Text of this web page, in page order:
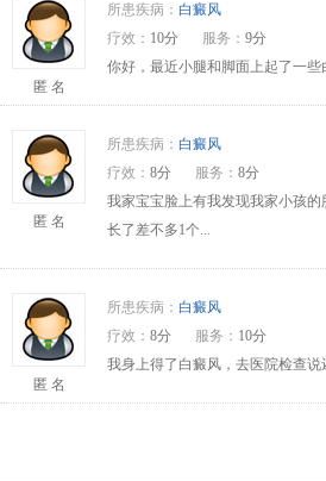
匿 名
所患疾病： 白癜风
疗效： 10分 服务： 9分
你好，最近小腿和脚面上起了一
匿 名
所患疾病： 白癜风
疗效： 8分 服务： 8分
我家宝宝脸上有我发现我家小孩
长了差不多1个...
匿 名
所患疾病： 白癜风
疗效： 8分 服务： 10分
我身上得了白癜风，去医院检查